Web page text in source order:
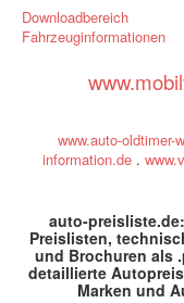
Downloadbereich
Fahrzeuginformationen
www.auto-oldtimer-
information.de.
auto-
Preislisten,
und Brochuren als
detaillierte
Marken und